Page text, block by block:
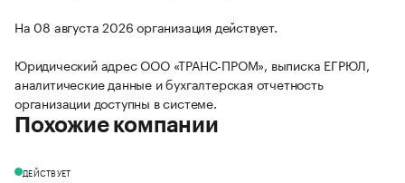
На 08 августа 2026 организация действует.
Юридический адрес ООО «ТРАНС-ПРОМ», выписка ЕГРЮЛ,
аналитические данные и бухгалтерская отчетность
организации доступны в системе.
Похожие компании
ДЕЙСТВУЕТ